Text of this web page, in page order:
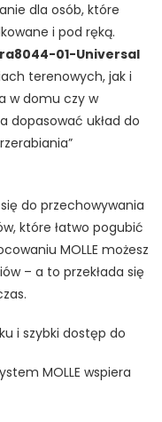
dla osób, które
i pod ręką.
01-Universal
terenowych, jak i
w domu czy w
dopasować układ do
do przechowywania
które łatwo pogubić
MOLLE możesz
– a to przekłada się
i szybki dostęp do
MOLLE wspiera